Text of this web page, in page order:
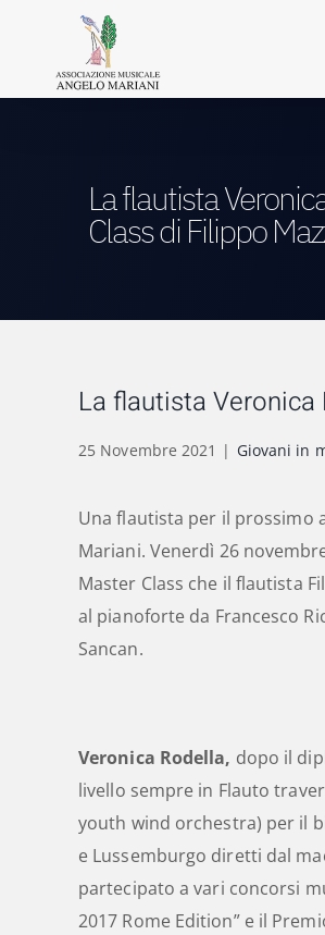
contenuto
La flautista
Class di Filippo
La flautista
25 Novembre 2021 | Giovani in
Una flautista per il prossimo
Mariani. Venerdì 26
Master Class che il flautista
al pianoforte da Francesco
Sancan.
Veronica Rodella, dopo il
livello sempre in Flauto
youth wind orchestra) per il
e Lussemburgo diretti dal
partecipato a vari concorsi
2017 Rome Edition” e il